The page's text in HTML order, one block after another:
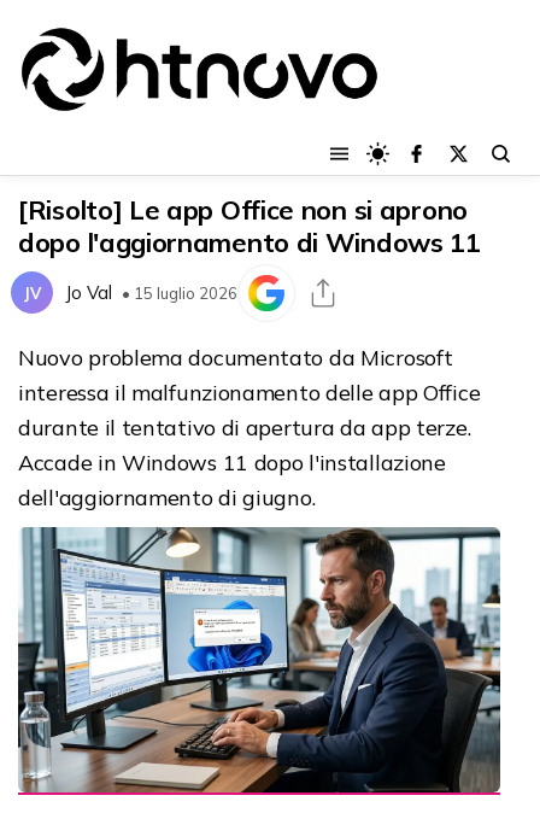
[Risolto] Le app Office non si aprono
dopo l'aggiornamento di Windows 11
JV Jo Val • 15 luglio 2026
Nuovo problema documentato da Microsoft
interessa il malfunzionamento delle app Office
durante il tentativo di apertura da app terze.
Accade in Windows 11 dopo l'installazione
dell'aggiornamento di giugno.